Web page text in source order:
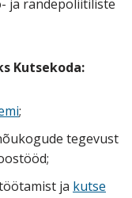
ja rändepoliitiliste
Kutsekoda:
;
tegevust
ja kutse